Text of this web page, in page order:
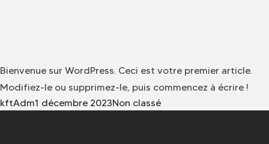
Bienvenue sur WordPress. Ceci est votre premier article.
Modifiez-le ou supprimez-le, puis commencez à écrire !
Posted by
kftAdm1 décembre 2023Posted in
Non classé